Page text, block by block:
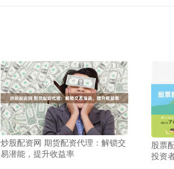
炒股配资网 期货配资代理：解锁交
易潜能，提升收益率
股票
投资